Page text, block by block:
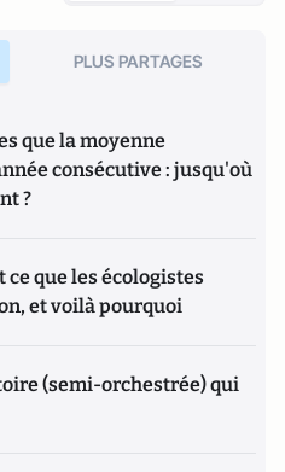
PLUS PARTAGES
que la moyenne
consécutive : jusqu'où
?
ce que les écologistes
et voilà pourquoi
(semi-orchestrée) qui